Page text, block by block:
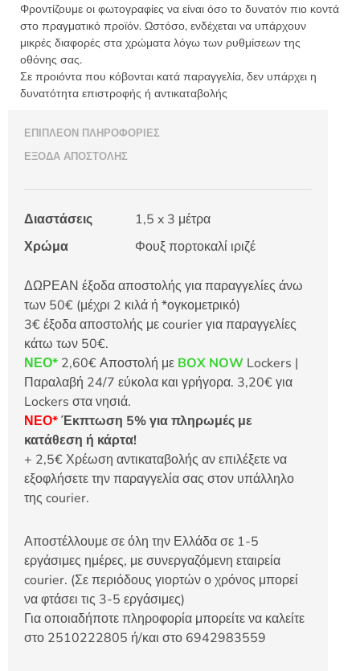
Φροντίζουμε οι φωτογραφίες να είναι όσο το δυνατόν πιο κοντά
στο πραγματικό προϊόν. Ωστόσο, ενδέχεται να υπάρχουν
μικρές διαφορές στα χρώματα λόγω των ρυθμίσεων της
οθόνης σας.
Σε προιόντα που κόβονται κατά παραγγελία, δεν υπάρχει η
δυνατότητα επιστροφής ή αντικαταβολής
ΕΠΙΠΛΈΟΝ ΠΛΗΡΟΦΟΡΊΕΣ
ΈΞΟΔΑ ΑΠΟΣΤΟΛΉΣ
Διαστάσεις
1,5 x 3 μέτρα
Χρώμα
Φουξ πορτοκαλί ιριζέ
ΔΩΡΕΑΝ έξοδα αποστολής για παραγγελίες άνω
των 50€ (μέχρι 2 κιλά ή *ογκομετρικό)
3€ έξοδα αποστολής με courier για παραγγελίες
κάτω των 50€.
ΝΕΟ* 2,60€ Αποστολή με BOX NOW Lockers |
Παραλαβή 24/7 εύκολα και γρήγορα. 3,20€ για
Lockers στα νησιά.
ΝΕΟ*Έκπτωση 5% για πληρωμές με
κατάθεση ή κάρτα!
+ 2,5€ Χρέωση αντικαταβολής αν επιλέξετε να
εξοφλήσετε την παραγγελία σας στον υπάλληλο
της courier.
Αποστέλλουμε σε όλη την Ελλάδα σε 1-5
εργάσιμες ημέρες, με συνεργαζόμενη εταιρεία
courier. (Σε περιόδους γιορτών ο χρόνος μπορεί
να φτάσει τις 3-5 εργάσιμες)
Για οποιαδήποτε πληροφορία μπορείτε να καλείτε
στο 2510222805 ή/και στο 6942983559